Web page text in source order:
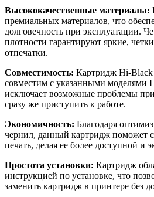
Высококачественные материалы:
премиальных материалов, что
долговечность при эксплуатации.
плотности гарантируют яркие,
отпечатки.
Совместимость: Картридж Hi-
совместим с указанными моделями
исключает возможные проблемы при
сразу же приступить к работе.
Экономичность: Благодаря
чернил, данный картридж поможет
печать, делая ее более доступной и
Простота установки: Картридж
инструкцией по установке, что
заменить картридж в принтере без